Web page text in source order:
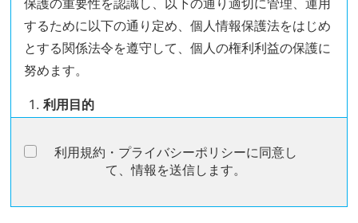
するために以下の通り定め、個人情報保護法をはじめ
とする関係法令を遵守して、個人の権利利益の保護に
努めます。
利用目的
めご本人（当該個人情報によって識別される特定の個人。以
下同じ）の同意を得た場合及び個人情報の保護に関する法律
き、以下の目的のためにのみ利用します。
利用規約・プライバシーポリシーに同意し
て、情報を送信します。